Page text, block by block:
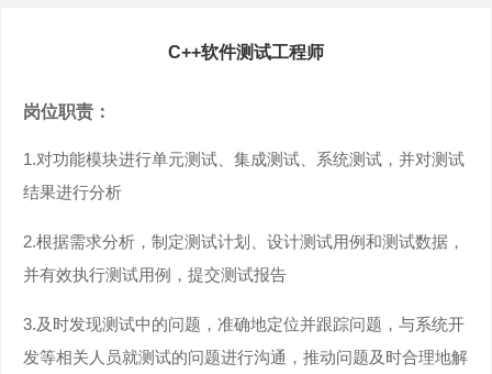
C++软件测试工程师
岗位职责：
1.对功能模块进行单元测试、集成测试、系统测试，并对测试
结果进行分析
2.根据需求分析，制定测试计划、设计测试用例和测试数据，
并有效执行测试用例，提交测试报告
3.及时发现测试中的问题，准确地定位并跟踪问题，与系统开
发等相关人员就测试的问题进行沟通，推动问题及时合理地解